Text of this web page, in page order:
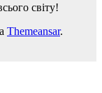
світу!
Themeansar.